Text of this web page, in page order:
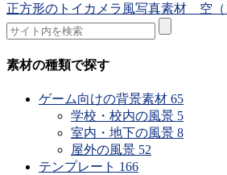
正方形のトイカメラ風写真素材 空（
素材の種類で探す
ゲーム向けの背景素材 65
学校・校内の風景 5
室内・地下の風景 8
屋外の風景 52
テンプレート 166